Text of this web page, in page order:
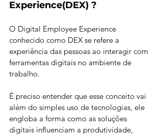
Experience(DEX) ?
O Digital Employee Experience
conhecido como DEX se refere a
experiência das pessoas ao interagir com
ferramentas digitais no ambiente de
trabalho.
É preciso entender que esse conceito vai
além do simples uso de tecnologias, ele
engloba a forma como as soluções
digitais influenciam a produtividade,